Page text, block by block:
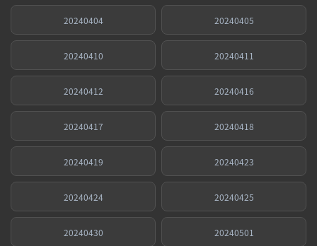
20240404 20240405
20240410 20240411
20240412 20240416
20240417 20240418
20240419 20240423
20240424 20240425
20240430 20240501